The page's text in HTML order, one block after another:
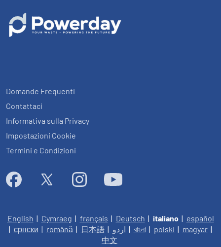
Domande Frequenti
Contattaci
Informativa sulla Privacy
Impostazioni Cookie
Termini e Condizioni
English | Cymraeg | français | Deutsch | italiano| español
| српски | română | 日本語| اردو | বাংলা| polski | magyar|
中文